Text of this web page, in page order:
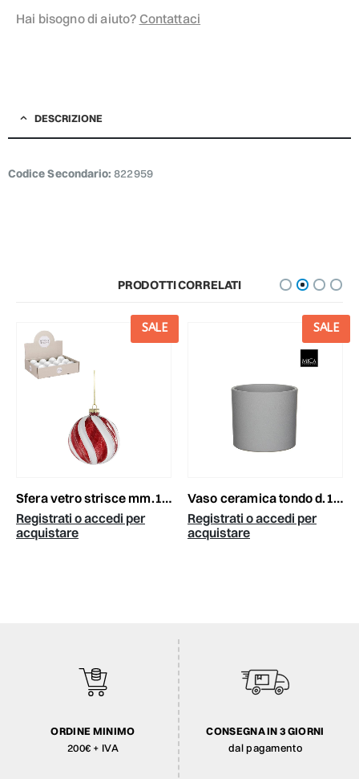
Hai bisogno di aiuto? Contattaci
DESCRIZIONE
Codice Secondario: 822959
PRODOTTI CORRELATI
SALE
sfera vetro strisce mm.100 bianco/rosso
Registrati o accedi per
acquistare
SALE
vaso ceramica tondo d.17,5 cm h.14,5 cm -era- grigio scuro
Registrati o accedi per
acquistare
ORDINE MINIMO
200€ + IVA
CONSEGNA IN 3 GIORNI
dal pagamento